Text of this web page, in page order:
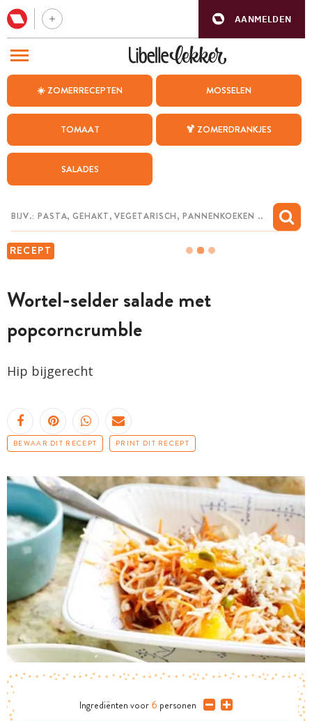
AANMELDEN
☀️ ZOMERRECEPTEN MOSSELEN
TOMAAT 🍹 ZOMERDRANKJES
SALADES
RECEPT
Wortel-selder salade met
popcorncrumble
Hip bijgerecht
BEWAAR DIT RECEPT PRINT DIT RECEPT
Ingrediënten voor 6 personen
BEZOEK ONZE ANDERE WEBSITES
WEEKMENU
CHAT MET MAIA
MIJN BEWAARDE RECEPTEN